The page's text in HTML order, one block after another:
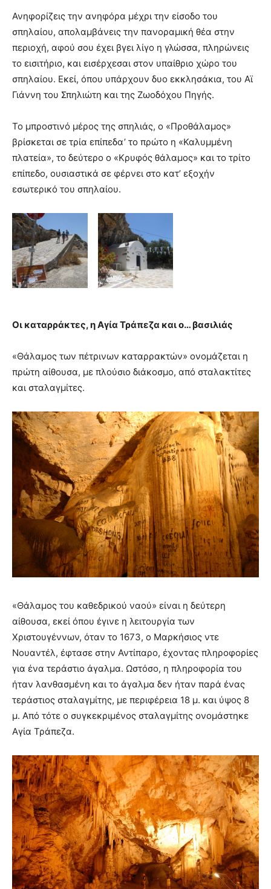
Ανηφορίζεις την ανηφόρα μέχρι την είσοδο του
σπηλαίου, απολαμβάνεις την πανοραμική θέα στην
περιοχή, αφού σου έχει βγει λίγο η γλώσσα, πληρώνεις
το εισιτήριο, και εισέρχεσαι στον υπαίθριο χώρο του
σπηλαίου. Εκεί, όπου υπάρχουν δυο εκκλησάκια, του Αϊ
Γιάννη του Σπηλιώτη και της Ζωοδόχου Πηγής.
Το μπροστινό μέρος της σπηλιάς, ο «Προθάλαμος»
βρίσκεται σε τρία επίπεδα’ το πρώτο η «Καλυμμένη
πλατεία», το δεύτερο ο «Κρυφός θάλαμος» και το τρίτο
επίπεδο, ουσιαστικά σε φέρνει στο κατ’ εξοχήν
εσωτερικό του σπηλαίου.
Οι καταρράκτες, η Αγία Τράπεζα και ο… βασιλιάς
«Θάλαμος των πέτρινων καταρρακτών» ονομάζεται η
πρώτη αίθουσα, με πλούσιο διάκοσμο, από σταλακτίτες
και σταλαγμίτες.
«Θάλαμος του καθεδρικού ναού» είναι η δεύτερη
αίθουσα, εκεί όπου έγινε η λειτουργία των
Χριστουγέννων, όταν το 1673, ο Μαρκήσιος ντε
Νουαντέλ, έφτασε στην Αντίπαρο, έχοντας πληροφορίες
για ένα τεράστιο άγαλμα. Ωστόσο, η πληροφορία του
ήταν λανθασμένη και το άγαλμα δεν ήταν παρά ένας
τεράστιος σταλαγμίτης, με περιφέρεια 18 μ. και ύψος 8
μ. Από τότε ο συγκεκριμένος σταλαγμίτης ονομάστηκε
Αγία Τράπεζα.